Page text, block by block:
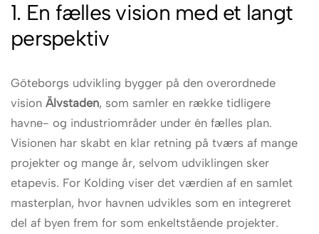
1. En fælles vision med et langt
perspektiv
Göteborgs udvikling bygger på den overordnede
vision Älvstaden, som samler en række tidligere
havne- og industriområder under én fælles plan.
Visionen har skabt en klar retning på tværs af mange
projekter og mange år, selvom udviklingen sker
etapevis. For Kolding viser det værdien af en samlet
masterplan, hvor havnen udvikles som en integreret
del af byen frem for som enkeltstående projekter.